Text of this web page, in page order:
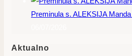
Preminula s. ALEKSIJA
Aktualno